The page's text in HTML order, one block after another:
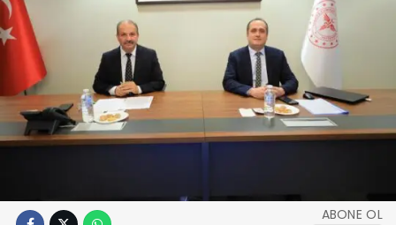
ABONE OL